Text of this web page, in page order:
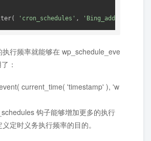
'cron_schedules' ,
执行频率就能够在 wp_schedule_eve
：
current_time( 'timestamp' ), 'w
钩子能够增加更多的执行
定时义务执行频率的目的。